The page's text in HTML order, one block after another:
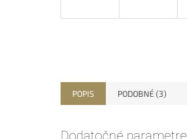
POPIS PODOBNÉ (3)
Dodatočné parametre